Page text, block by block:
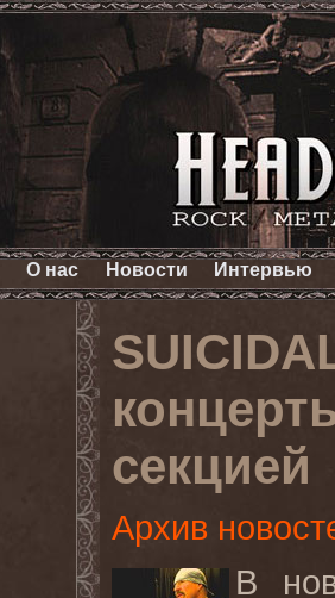
О нас Новости Интервью
секцией
Архив
В